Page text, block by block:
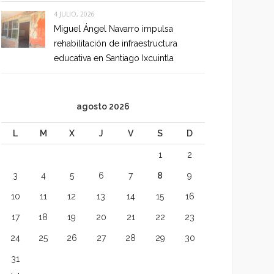
4 JULIO, 2026
Miguel Ángel Navarro impulsa
rehabilitación de infraestructura
educativa en Santiago Ixcuintla
agosto 2026
L M X J V S D
1 2
3 4 5 6 7 8 9
10 11 12 13 14 15 16
17 18 19 20 21 22 23
24 25 26 27 28 29 30
31